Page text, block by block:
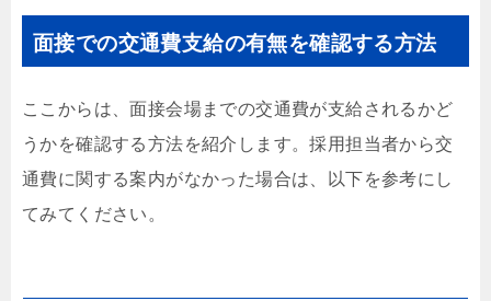
面接での交通費支給の有無を確認する方法
ここからは、面接会場までの交通費が支給されるかど
うかを確認する方法を紹介します。採用担当者から交
通費に関する案内がなかった場合は、以下を参考にし
てみてください。